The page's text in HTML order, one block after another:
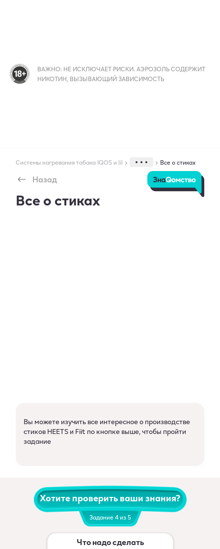
Системы нагревания табака IQOS и lil Все о стиках
Назад
Все о стиках
Вы можете изучить все интересное о производстве
стиков HEETS и Fiit по кнопке выше, чтобы пройти
задание
Хотите проверить ваши знания?
Задание 4 из 5
Что надо сделать
ВАЖНО: НЕ ИСКЛЮЧАЕТ РИСКИ. АЭРОЗОЛЬ СОДЕРЖИТ
НИКОТИН, ВЫЗЫВАЮЩИЙ ЗАВИСИМОСТЬ